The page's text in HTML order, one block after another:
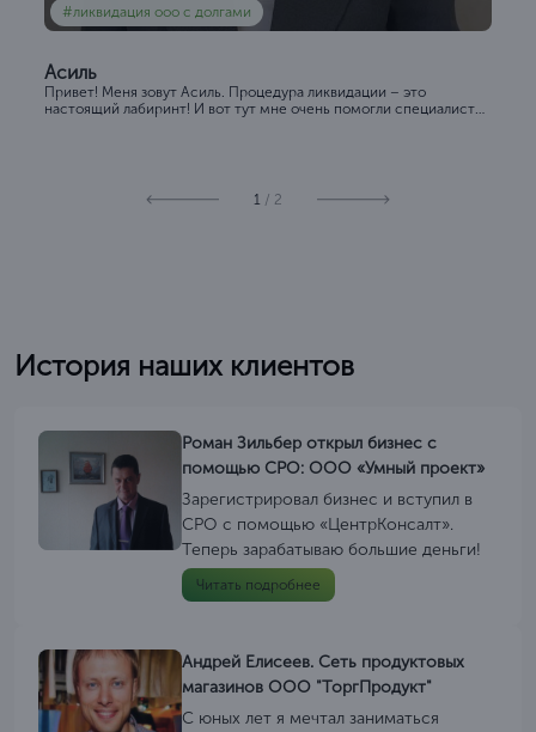
#ликвидация ооо с долгами
Асиль
Привет! Меня зовут Асиль. Процедура ликвидации – это
настоящий лабиринт! И вот тут мне очень помогли специалисты
1 / 2
История наших клиентов
Роман Зильбер открыл бизнес с
помощью СРО: ООО «Умный проект»
Зарегистрировал бизнес и вступил в
СРО с помощью «ЦентрКонсалт».
Теперь зарабатываю большие деньги!
Читать подробнее
Андрей Елисеев. Сеть продуктовых
магазинов ООО "ТоргПродукт"
С юных лет я мечтал заниматься